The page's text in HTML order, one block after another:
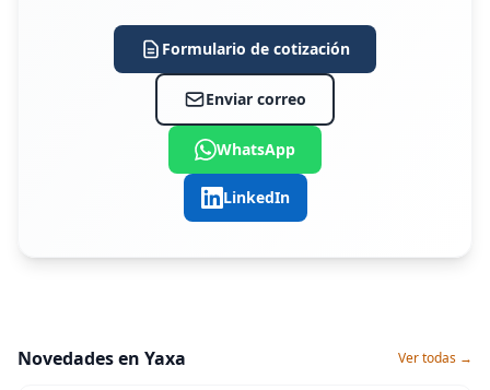
Formulario de cotización
Enviar correo
WhatsApp
LinkedIn
Novedades en Yaxa Ver todas →